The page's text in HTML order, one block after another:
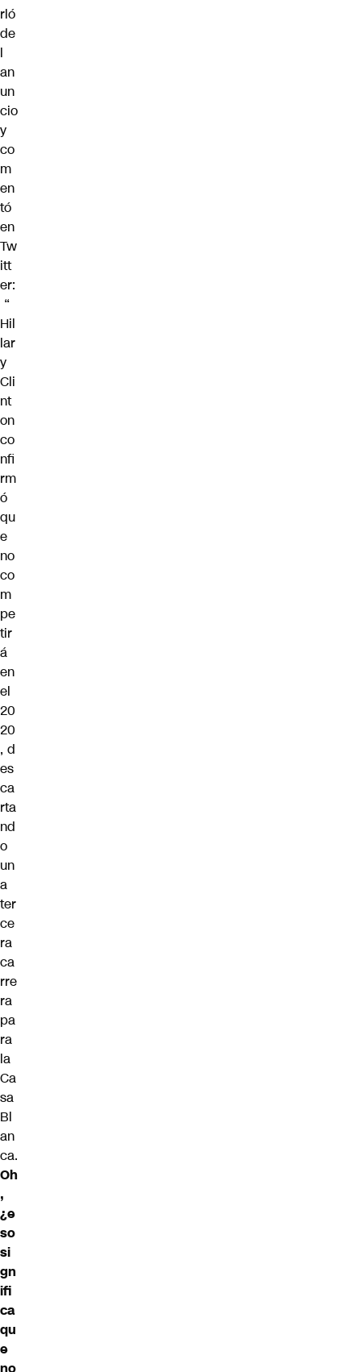
rló
de
l
an
un
cio
y
co
m
en
tó
en
Tw
itt
er:
“
Hil
lar
y
Cli
nt
on
co
nfi
rm
ó
qu
e
no
co
m
pe
tir
á
en
el
20
20
, d
es
ca
rta
nd
o
un
a
ter
ce
ra
ca
rre
ra
pa
ra
la
Ca
sa
Bl
an
ca.
Oh
,
¿e
so
si
gn
ifi
ca
qu
e
no